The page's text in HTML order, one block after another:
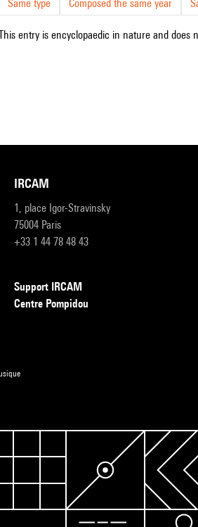
Same type Composed the same year
entry is encyclopaedic in nature and
IRCAM
1, place Igor-Stravinsky
75004 Paris
+33 1 44 78 48 43
Support IRCAM
Centre Pompidou